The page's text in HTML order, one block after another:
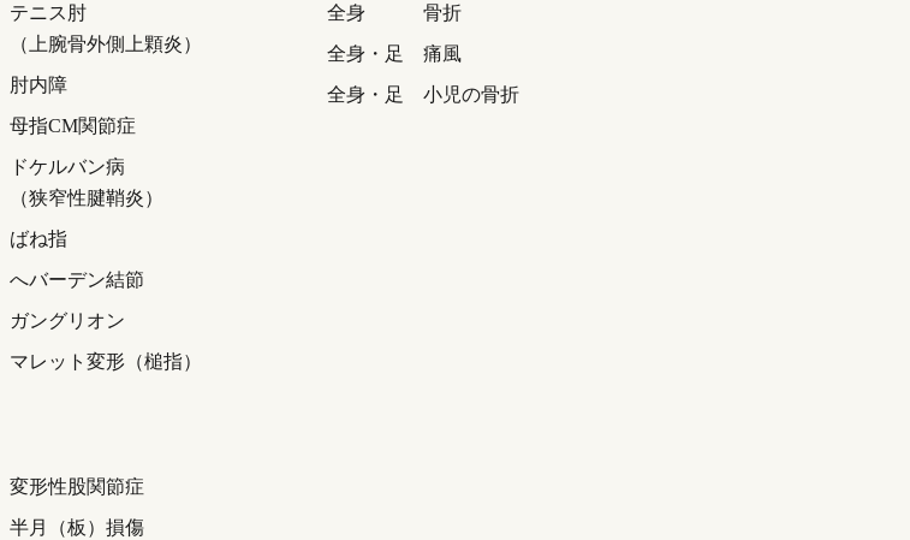
テニス肘
（上腕骨外側上顆炎）
肘内障
母指CM関節症
ドケルバン病
（狭窄性腱鞘炎）
ばね指
へバーデン結節
ガングリオン
マレット変形（槌指）
変形性股関節症
半月（板）損傷
全身
骨折
全身・足
痛風
全身・足
小児の骨折